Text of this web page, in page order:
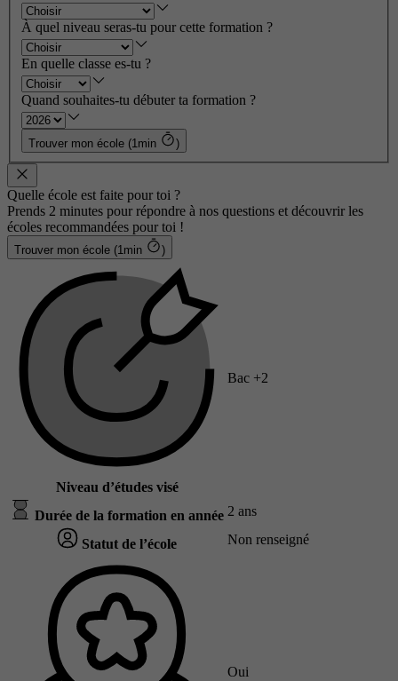
À quel niveau seras-tu pour cette formation ?
En quelle classe es-tu ?
Quand souhaites-tu débuter ta formation ?
Trouver mon école (1min )
Quelle école est faite pour toi ?
Prends 2 minutes pour répondre à nos questions et découvrir les
écoles recommandées pour toi !
Trouver mon école (1min )
Niveau d’études visé
Bac +2
Durée de la formation en année 2 ans
Statut de l’école Non renseigné
Oui